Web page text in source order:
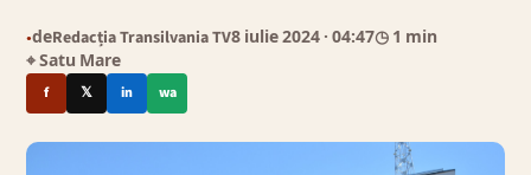
●deRedacția Transilvania TV8 iulie 2024 · 04:47◷ 1 min
⌖ Satu Mare
f 𝕏 in wa